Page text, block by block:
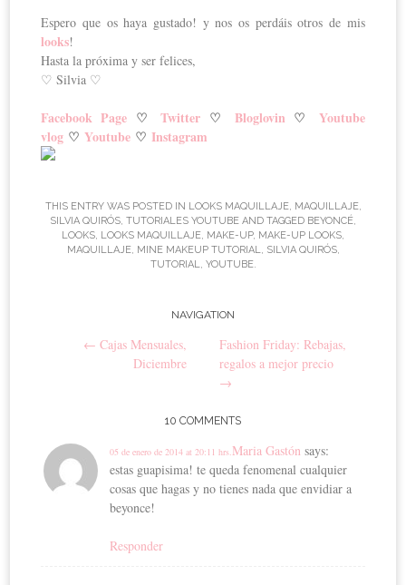
Espero que os haya gustado! y nos os perdáis otros de mis
looks!
Hasta la próxima y ser felices,
♡ Silvia ♡
Facebook Page♡Twitter ♡ Bloglovin ♡ Youtube
vlog ♡Youtube ♡Instagram
THIS ENTRY WAS POSTED IN LOOKS MAQUILLAJE, MAQUILLAJE,
SILVIA QUIRÓS TUTORIALES YOUTUBE AND TAGGED BEYONCÉ
LOOKS LOOKS MAQUILLAJE MAKE-UP, MAKE-UP LOOKS
MAQUILLAJE, MINE MAKEUP TUTORIAL SILVIA QUIRÓS,
TUTORIAL
YOUTUBE.
Post navigation
NAVIGATION
← Cajas Mensuales,
Diciembre
Fashion Friday: Rebajas,
regalos a mejor precio
→
10 COMMENTS
Maria Gastón says:
05 de enero de 2014 at 20:11 hrs.
estas guapisima! te queda fenomenal cualquier
cosas que hagas y no tienes nada que envidiar a
beyonce!
Responder